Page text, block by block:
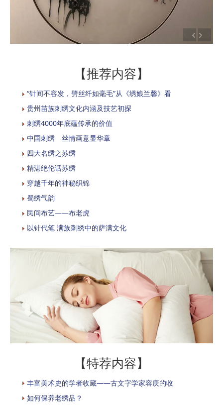
【推荐内容】
“针间不容发，劈丝纤如毫毛”从《绣娘兰馨》看
贵州苗族刺绣文化内涵及技艺初探
刺绣4000年底蕴传承的价值
中国刺绣 丝情画意显华章
四大名绣之苏绣
精湛绝伦话苏绣
穿越千年的神秘织锦
蜀绣气韵
民间布艺——布老虎
以针代笔 满族刺绣中的萨满文化
【特荐内容】
丰富美术史的学者收藏——古文字学家容庚的收
如何保养老绣品？